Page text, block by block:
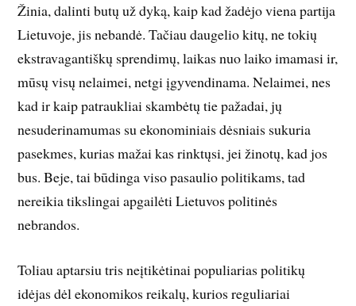
Žinia, dalinti butų už dyką, kaip kad žadėjo viena partija
Lietuvoje, jis nebandė. Tačiau daugelio kitų, ne tokių
ekstravagantiškų sprendimų, laikas nuo laiko imamasi ir,
mūsų visų nelaimei, netgi įgyvendinama. Nelaimei, nes
kad ir kaip patraukliai skambėtų tie pažadai, jų
nesuderinamumas su ekonominiais dėsniais sukuria
pasekmes, kurias mažai kas rinktųsi, jei žinotų, kad jos
bus. Beje, tai būdinga viso pasaulio politikams, tad
nereikia tikslingai apgailėti Lietuvos politinės
nebrandos.
Toliau aptarsiu tris neįtikėtinai populiarias politikų
idėjas dėl ekonomikos reikalų, kurios reguliariai